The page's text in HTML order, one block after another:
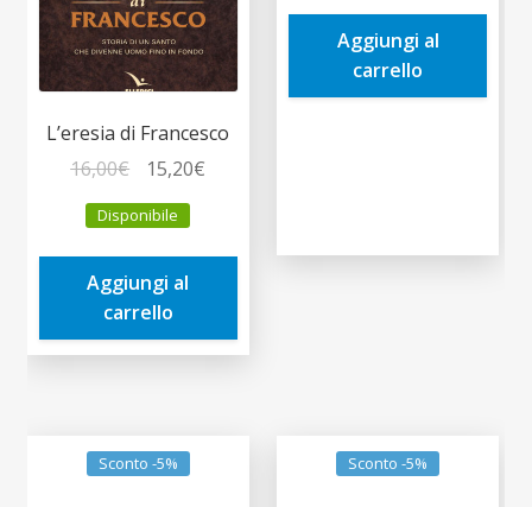
L’eresia di Francesco
16,00€
prezzo
originale
era:
16,00€.
15,20€
è:
Disponibile
Aggiungi al
carrello
era:
5,00€.
è:
Aggiungi al
carrello
Sconto -5% Sconto -5%